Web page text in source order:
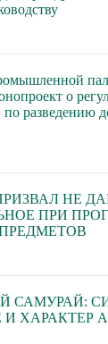
о
по разведению
НЕ
ПРИ
САМУРАЙ:
ХАРАКТЕР